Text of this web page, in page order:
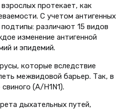
протекает, как
С учетом антигенных
различают 15 видов
изменение антигенной
и эпидемий.
которые вследствие
межвидовой барьер. Так, в
(А/H1N1).
дыхательных путей,